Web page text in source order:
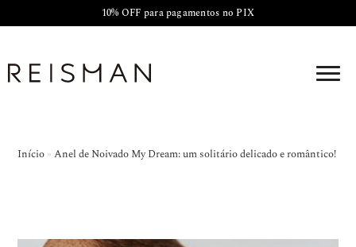
10% OFF para pagamentos no PIX
Início »Anel de Noivado My Dream: um solitário delicado e romântico!